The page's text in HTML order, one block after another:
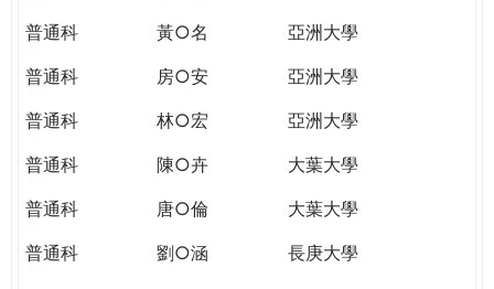
普通科
黃○名
亞洲大學
普通科
房○安
亞洲大學
普通科
林○宏
亞洲大學
普通科
陳○卉
大葉大學
普通科
唐○倫
大葉大學
普通科
劉○涵 長庚大學